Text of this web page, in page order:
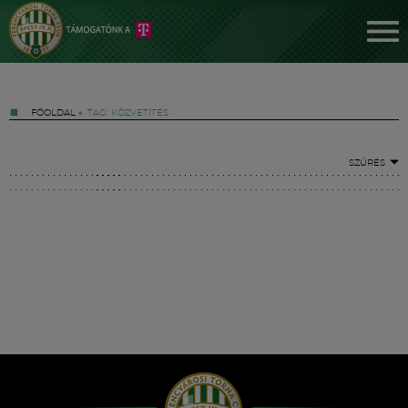
FŐOLDAL » TAG: KÖZVETÍTÉS
SZŰRÉS
Hírek